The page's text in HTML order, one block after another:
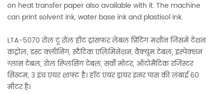
on heat transfer paper also available with it. The machine
can print solvent ink, water base ink and plastisol ink.
LTA-5070 रोल टू रोल हीट ट्रांसफर लेबल प्रिंटिंग मशीन जिसमें टेंशन
कंट्रोल, डस्ट क्लीनिंग, स्टैटिक एलिमिनेशन, वैक्यूम टेबल, इंस्पेक्शन
ग्लास टेबल, रोल स्प्लिसिंग टेबल, सर्वो मोटर, ऑटोमैटिक रजिस्टर
सिस्टम, 3 इंच एयर शाफ्ट है। हॉट एयर ड्रायर इनर पास की लंबाई 60
मीटर है।